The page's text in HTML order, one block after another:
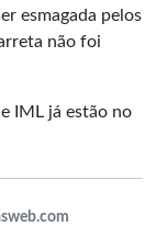
esmagada pelos
não foi
IML já estão no